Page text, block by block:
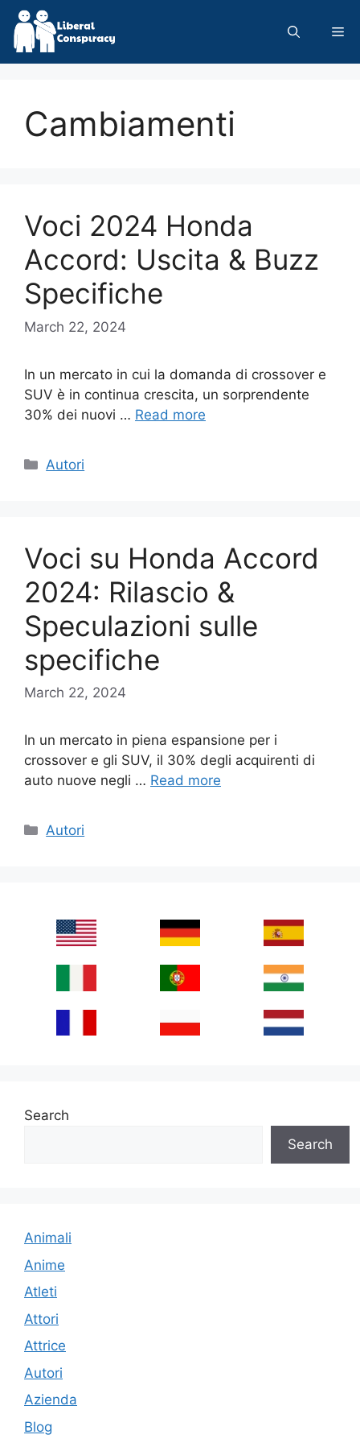
Skip
content
Cambiamenti
Voci 2024 Honda
Accord: Uscita & Buzz
Specifiche
March 22, 2024
In un mercato in cui la domanda di crossover e
SUV è in continua crescita, un sorprendente
30% dei nuovi … Read more
Categories
Autori
Voci su Honda Accord
2024: Rilascio &
Speculazioni sulle
specifiche
March 22, 2024
In un mercato in piena espansione per i
crossover e gli SUV, il 30% degli acquirenti di
auto nuove negli … Read more
Categories
Autori
Search
Search
Animali
Anime
Atleti
Attori
Attrice
Autori
Azienda
Blog